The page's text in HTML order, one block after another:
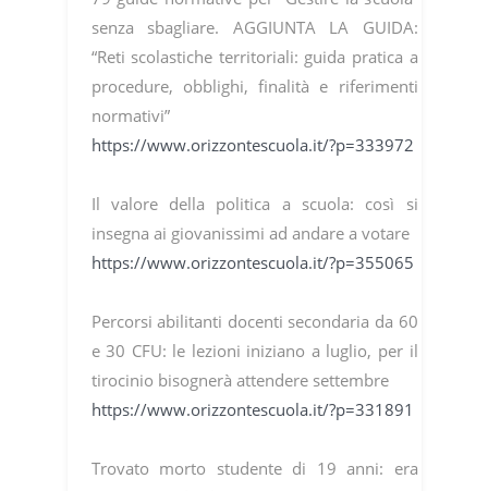
senza sbagliare. AGGIUNTA LA GUIDA:
“Reti scolastiche territoriali: guida pratica a
procedure, obblighi, finalità e riferimenti
normativi”
https://www.orizzontescuola.it/?p=333972
Il valore della politica a scuola: così si
insegna ai giovanissimi ad andare a votare
https://www.orizzontescuola.it/?p=355065
Percorsi abilitanti docenti secondaria da 60
e 30 CFU: le lezioni iniziano a luglio, per il
tirocinio bisognerà attendere settembre
https://www.orizzontescuola.it/?p=331891
Trovato morto studente di 19 anni: era